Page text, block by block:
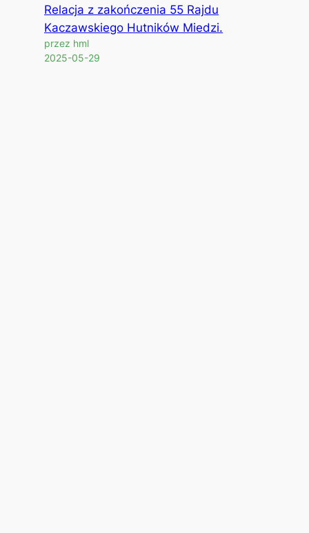
Relacja z zakończenia 55 Rajdu
Kaczawskiego Hutników Miedzi.
przez hml
2025-05-29